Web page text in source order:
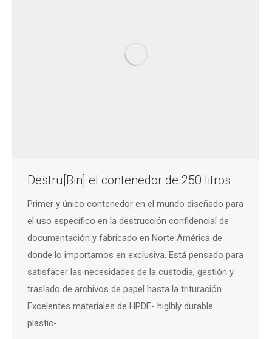
Destru[Bin] el contenedor de 250 litros
Primer y único contenedor en el mundo diseñado para
el uso específico en la destrucción confidencial de
documentación y fabricado en Norte América de
donde lo importamos en exclusiva. Está pensado para
satisfacer las necesidades de la custodia, gestión y
traslado de archivos de papel hasta la trituración.
Excelentes materiales de HPDE- higlhly durable
plastic-…